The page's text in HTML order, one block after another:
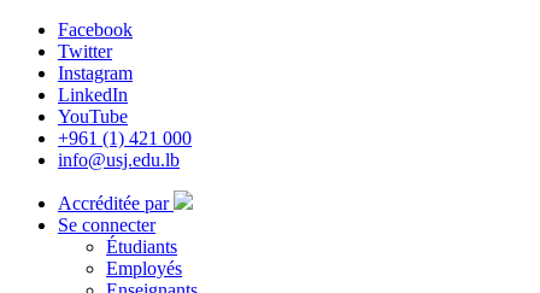
Facebook
Twitter
Instagram
LinkedIn
YouTube
+961 (1) 421 000
info@usj.edu.lb
Accréditée par
Se connecter
Étudiants
Employés